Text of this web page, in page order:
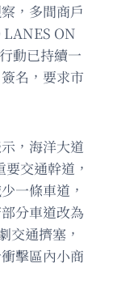
，多間商戶
LANES ON
動已持續一
名，要求市
，海洋大道
交通幹道，
一條車道，
分車道改為
交通擠塞，
擊區內小商